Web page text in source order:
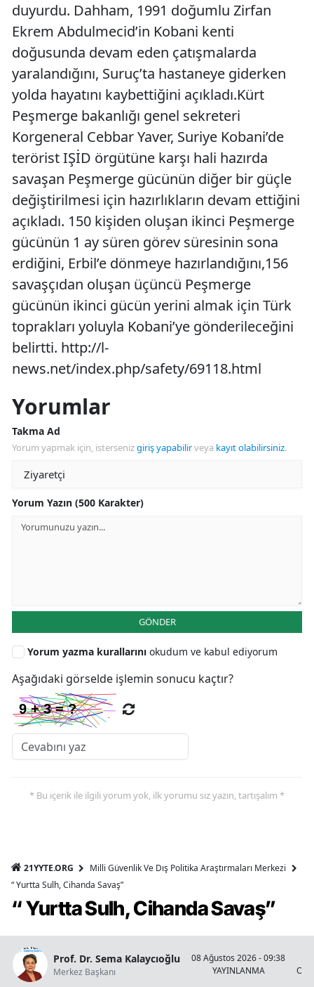
duyurdu. Dahham, 1991 doğumlu Zirfan
Ekrem Abdulmecid’in Kobani kenti
doğusunda devam eden çatışmalarda
yaralandığını, Suruç’ta hastaneye giderken
yolda hayatını kaybettiğini açıkladı.Kürt
Peşmerge bakanlığı genel sekreteri
Korgeneral Cebbar Yaver, Suriye Kobani’de
terörist IŞİD örgütüne karşı hali hazırda
savaşan Peşmerge gücünün diğer bir güçle
değiştirilmesi için hazırlıkların devam ettiğini
açıkladı. 150 kişiden oluşan ikinci Peşmerge
gücünün 1 ay süren görev süresinin sona
erdiğini, Erbil’e dönmeye hazırlandığını,156
savaşçıdan oluşan üçüncü Peşmerge
gücünün ikinci gücün yerini almak için Türk
toprakları yoluyla Kobani’ye gönderileceğini
belirtti. http://l-
news.net/index.php/safety/69118.html
Yorumlar
Takma Ad
Yorum yapmak için, istersenizgiriş yapabilirveya kayıt olabilirsiniz.
Yorum Yazın (500 Karakter)
GÖNDER
Yorum yazma kurallarını okudum ve kabul ediyorum
Aşağıdaki görselde işlemin sonucu kaçtır?
* Bu içerik ile ilgili yorum yok, ilk yorumu siz yazın, tartışalım *
21YYTE.ORG
Milli Güvenlik Ve Dış Politika Araştırmaları Merkezi
“ Yurtta Sulh, Cihanda Savaş”
“ Yurtta Sulh, Cihanda Savaş”
Prof. Dr. Sema Kalaycıoğlu
Merkez Başkanı
08 Ağustos 2026 - 09:38
YAYINLANMA